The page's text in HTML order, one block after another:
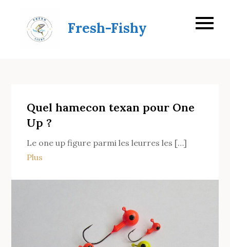
content
Fresh-Fishy
Quel hamecon texan pour One
Up ?
Le one up figure parmi les leurres les […]
Plus